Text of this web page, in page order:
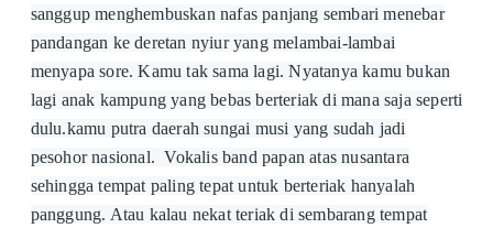
sanggup menghembuskan nafas panjang sembari menebar
pandangan ke deretan nyiur yang melambai-lambai
menyapa sore. Kamu tak sama lagi. Nyatanya kamu bukan
lagi anak kampung yang bebas berteriak di mana saja seperti
dulu.kamu putra daerah sungai musi yang sudah jadi
pesohor nasional. Vokalis band papan atas nusantara
sehingga tempat paling tepat untuk berteriak hanyalah
panggung. Atau kalau nekat teriak di sembarang tempat